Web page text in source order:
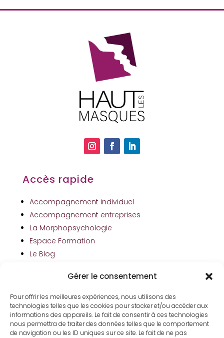
Gérer le consentement
Pour offrir les meilleures expériences, nous utilisons des
technologies telles que les cookies pour stocker et/ou accéder aux
informations des appareils. Le fait de consentir à ces technologies
nous permettra de traiter des données telles que le comportement
de navigation ou les ID uniques sur ce site. Le fait de ne pas
Accès rapide
Accompagnement individuel
Accompagnement entreprises
La Morphopsychologie
Espace Formation
Le Blog
La newsletter
Je partage avec vous mes astuces.